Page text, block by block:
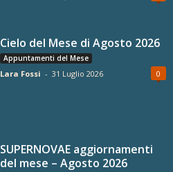
Cielo del Mese di Agosto 2026
Appuntamenti del Mese
Lara Fossi - 31 Luglio 2026 0
SUPERNOVAE aggiornamenti
del mese – Agosto 2026